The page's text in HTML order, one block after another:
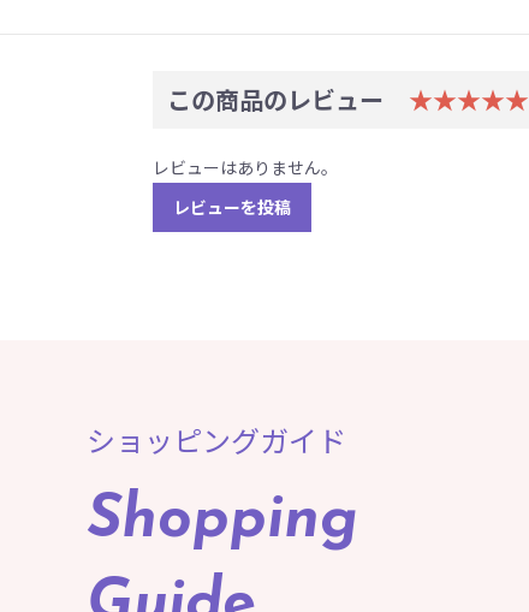
この商品のレビュー ★★★★★
レビューはありません。
レビューを投稿
ショッピングガイド
Shopping